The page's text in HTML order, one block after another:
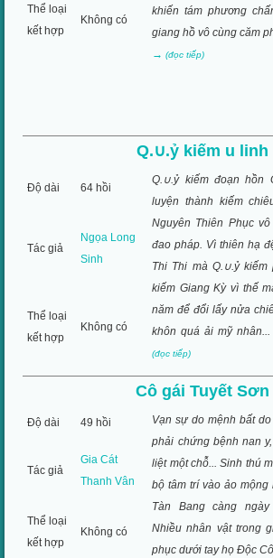
khiến tám phương
giang hồ vô cùng căm
→(đọc tiếp)
Thể loại
kết hợp
Không có
Q.∪.ỷ kiếm u linh
Độ dài 64 hồi
Q.∪.ỷ kiếm đoạn hồn
luyện thành kiếm
Nguyên Thiên Phục
đao pháp. Vì thiên hạ
Thi Thi mà Q.∪.ỷ kiếm
kiếm Giang Kỳ vì thế
năm để đổi lấy nửa
khôn quá ải mỹ
(đọc tiếp)
Tác giả
Ngọa Long
Sinh
Thể loại
kết hợp
Không có
Cô gái Tuyết Sơn
Độ dài 49 hồi
Vạn sự do mệnh bất
phải chứng bệnh nan
liệt một chỗ... Sinh thú
bộ tâm trí vào ảo
Tàn Bang càng
Nhiều nhân vật trong
phục dưới tay họ Ðộc
Tác giả
Gia Cát
Thanh Vân
Thể loại
kết hợp
Không có